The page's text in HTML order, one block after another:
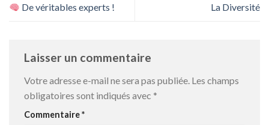
De véritables experts ! La Diversité
Laisser un commentaire
Votre adresse e-mail ne sera pas publiée. Les champs
obligatoires sont indiqués avec *
Commentaire*